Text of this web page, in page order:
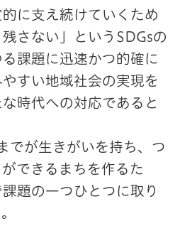
に支え続けていくため
さない」というSDGsの
課題に迅速かつ的確に
すい地域社会の実現を
時代への対応であると
でが生きがいを持ち、つ
できるまちを作るた
題の一つひとつに取り